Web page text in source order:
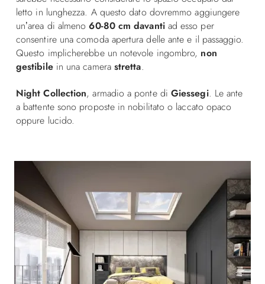
letto in lunghezza. A questo dato dovremmo aggiungere
un’area di almeno60-80 cm davanti ad esso per
consentire una comoda apertura delle ante e il passaggio.
Questo implicherebbe un notevole ingombro, non
gestibilein una camera stretta.
Night Collection, armadio a ponte di Giessegi. Le ante
a battente sono proposte in nobilitato o laccato opaco
oppure lucido.